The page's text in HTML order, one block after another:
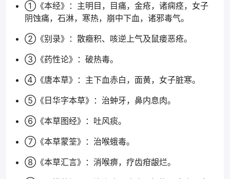
①《本经》：主明目，目痛，金疮，诸痫痉，女子
阴蚀痛，石淋，寒热，崩中下血，诸邪毒气。
②《别录》：散癥积、咳逆上气及鼠瘘恶疮。
③《药性论》：破热毒。
④《唐本草》：主下血赤白，面黄，女子脏寒。
⑤《日华字本草》：治蚛牙，鼻内息肉。
⑥《本草图经》：吐风痰。
⑦《本草蒙筌》：治喉蛾毒。
⑧《本草汇言》：消喉痹，疗齿疳龈烂。